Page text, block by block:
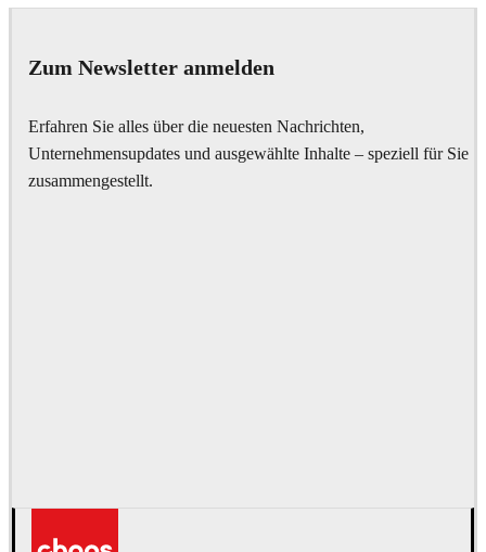
Zum Newsletter anmelden
Erfahren Sie alles über die neuesten Nachrichten,
Unternehmensupdates und ausgewählte Inhalte – speziell für Sie
zusammengestellt.